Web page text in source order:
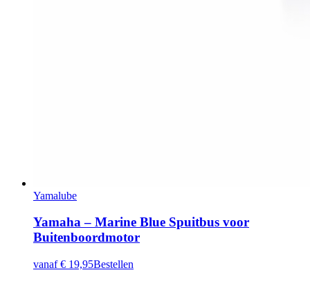
Yamalube
Yamaha – Marine Blue Spuitbus voor
Buitenboordmotor
vanaf € 19,95Bestellen